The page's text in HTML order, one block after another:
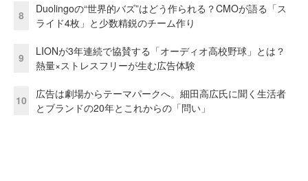
8
Duolingoの“世界的バズ”はどう作られる？CMOが語る「ス
ライド4枚」と少数精鋭のチーム作り
9
LIONが3年連続で協賛する「オーディオ高校野球」とは？
熱量×ストレスフリーが生む広告体験
10
広告は劇場からテーマパークへ。細田高広氏に聞く生活者
とブランドの20年とこれからの「問い」